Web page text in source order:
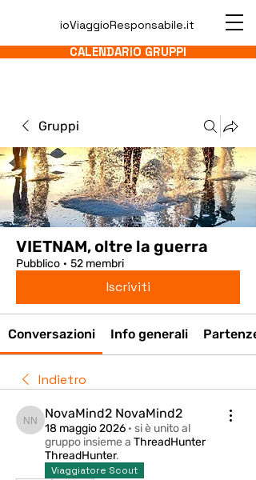
ioViaggioResponsabile.it
CALENDARIO GRUPPI
Gruppi
VIETNAM, oltre la guerra
Pubblico · 52 membri
Iscriviti
Conversazioni Info generali Partenze
Indietro
NovaMind2 NovaMind2
NovaMind2 NovaMind2
18 maggio 2026 · si è unito al
gruppo insieme a ThreadHunter
ThreadHunter.
Viaggiatore Scout